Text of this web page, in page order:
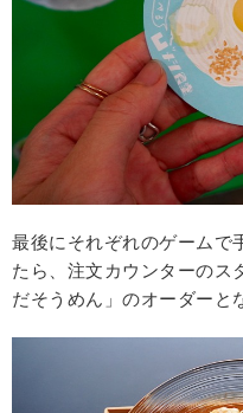
最後にそれぞれのゲームで
たら、注文カウンターのス
だそうめん」のオーダーと